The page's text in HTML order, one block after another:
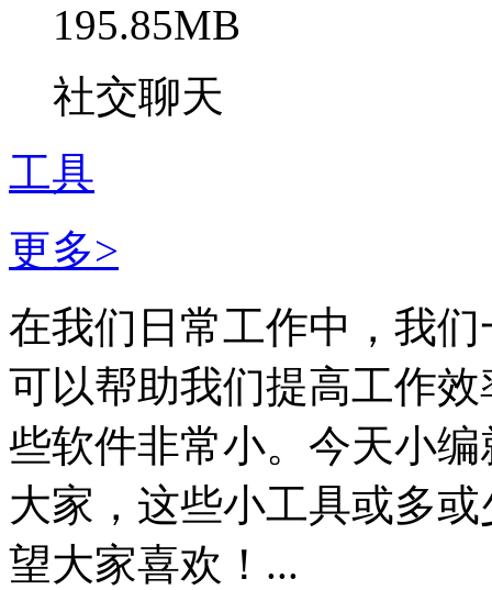
195.85MB
社交聊天
工具
更多>
在我们日常工作中，我
可以帮助我们提高工作
些软件非常小。今天小
大家，这些小工具或多
望大家喜欢！...